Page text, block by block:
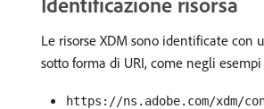
Le risorse XDM sono identificate con
sotto forma di URI, come negli
https://ns.adobe.com/xdm/